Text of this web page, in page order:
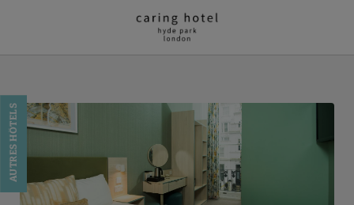
AUTRES HÔTELS